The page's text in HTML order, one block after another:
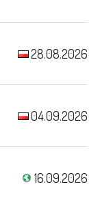
28.08.2026
04.09.2026
16.09.2026